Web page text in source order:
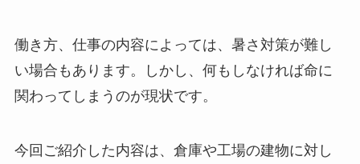
働き方、仕事の内容によっては、暑さ対策が難し
い場合もあります。しかし、何もしなければ命に
関わってしまうのが現状です。
今回ご紹介した内容は、倉庫や工場の建物に対し